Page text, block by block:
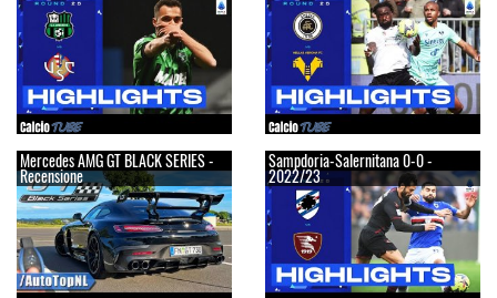
Mercedes AMG GT BLACK SERIES -
Recensione
Sampdoria-Salernitana 0-0 -
2022/23